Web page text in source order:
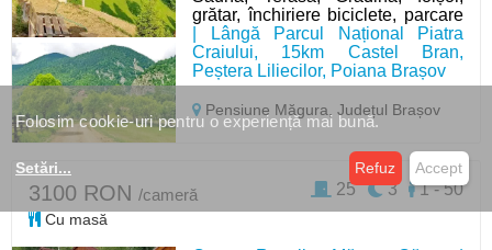
grătar, închiriere biciclete, parcare
| Lângă Parcul Național Piatra
Craiului, 15km Castel Bran,
Peștera Liliecilor, Poiana Brașov
Pensiune Măgura,Județul Brașov
3100 RON /cameră
Cu masă
1 - 50
3
25
Folosim cookie-uri pentru o experiență mai bună.
Setări... Refuz Accept